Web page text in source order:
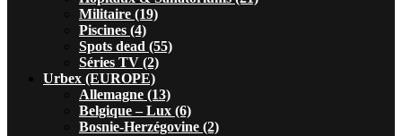
Militaire (19)
Piscines (4)
Spots dead (55)
Séries TV (2)
Urbex (EUROPE)
Allemagne (13)
Belgique – Lux (6)
Bosnie-Herzégovine (2)